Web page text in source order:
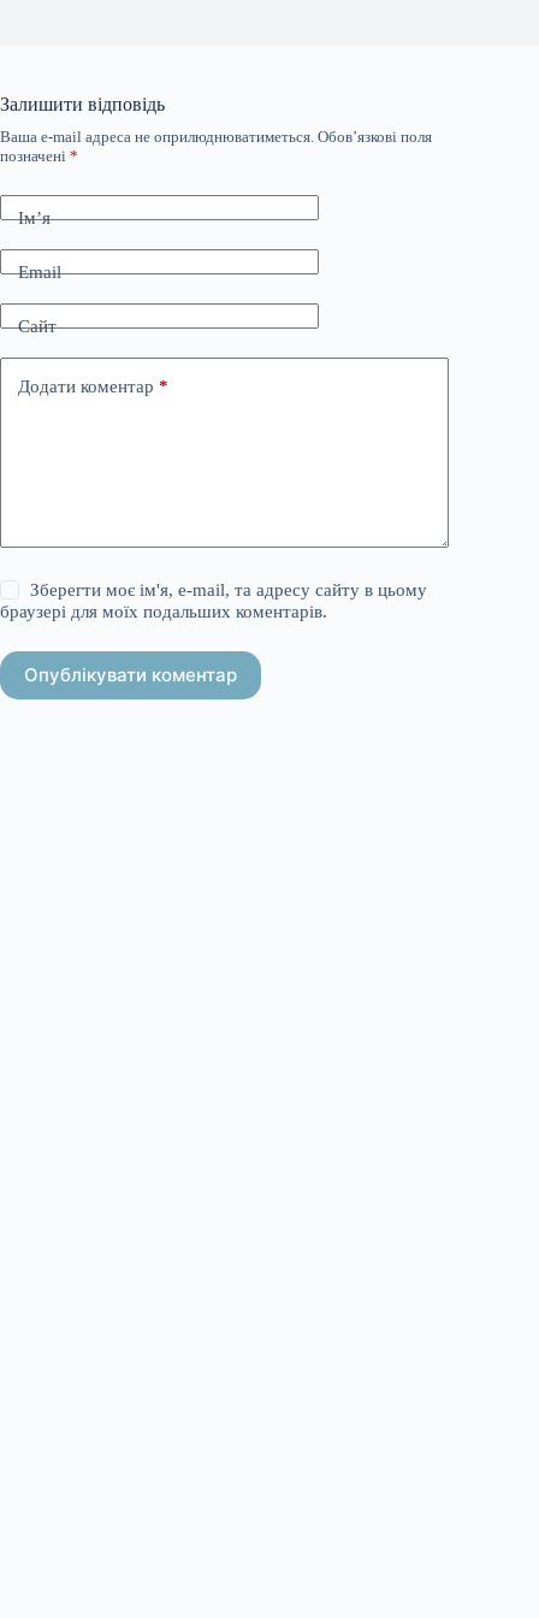
Залишити відповідь
Ваша e-mail адреса не оприлюднюватиметься. Обов’язкові поля
позначені *
Ім’я
Email
Сайт
Додати коментар *
Зберегти моє ім'я, e-mail, та адресу сайту в цьому
браузері для моїх подальших коментарів.
Опублікувати коментар